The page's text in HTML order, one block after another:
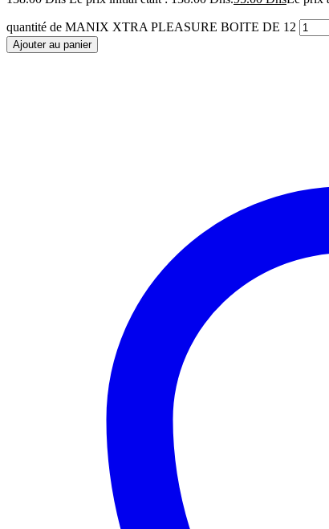
quantité de MANIX XTRA PLEASURE BOITE DE 12
Ajouter au panier